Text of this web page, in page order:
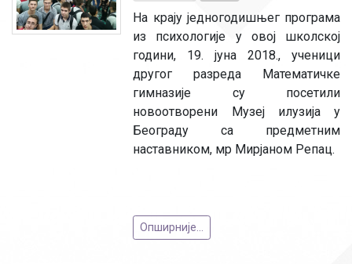
На крају једногодишњег програма
из психологије у овој школској
години, 19. јуна 2018., ученици
другог разреда Математичке
гимназије су посетили
новоотворени Музеј илузија у
Београду са предметним
наставником, мр Мирјаном Репац.
Опширније...